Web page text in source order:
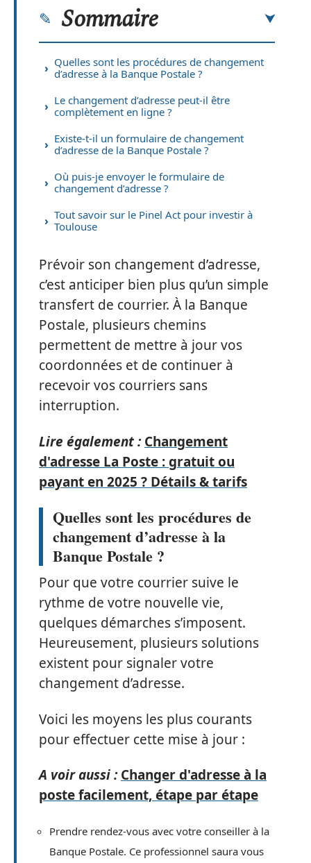
Sommaire
Quelles sont les procédures de changement
d’adresse à la Banque Postale ?
Le changement d’adresse peut-il être
complètement en ligne ?
Existe-t-il un formulaire de changement
d’adresse de la Banque Postale ?
Où puis-je envoyer le formulaire de
changement d’adresse ?
Tout savoir sur le Pinel Act pour investir à
Toulouse
Prévoir son changement d’adresse,
c’est anticiper bien plus qu’un simple
transfert de courrier. À la Banque
Postale, plusieurs chemins
permettent de mettre à jour vos
coordonnées et de continuer à
recevoir vos courriers sans
interruption.
Lire également : Changement
d'adresse La Poste : gratuit ou
payant en 2025 ? Détails & tarifs
Quelles sont les procédures de
changement d’adresse à la
Banque Postale ?
Pour que votre courrier suive le
rythme de votre nouvelle vie,
quelques démarches s’imposent.
Heureusement, plusieurs solutions
existent pour signaler votre
changement d’adresse.
Voici les moyens les plus courants
pour effectuer cette mise à jour :
A voir aussi : Changer d'adresse à la
poste facilement, étape par étape
Prendre rendez-vous avec votre conseiller à la
Banque Postale. Ce professionnel saura vous